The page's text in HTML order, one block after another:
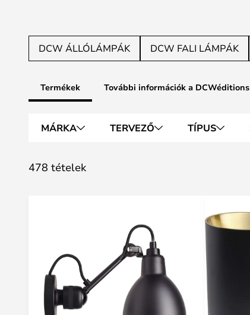
DCW ÁLLÓLÁMPÁK DCW FALI LÁMPÁK
Termékek További információk a
MÁRKA TERVEZŐ TÍPUS
478 tételek